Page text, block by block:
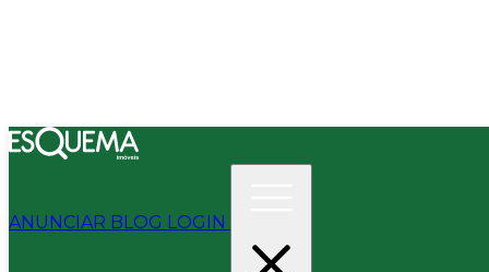
ANUNCIAR BLOG LOGIN